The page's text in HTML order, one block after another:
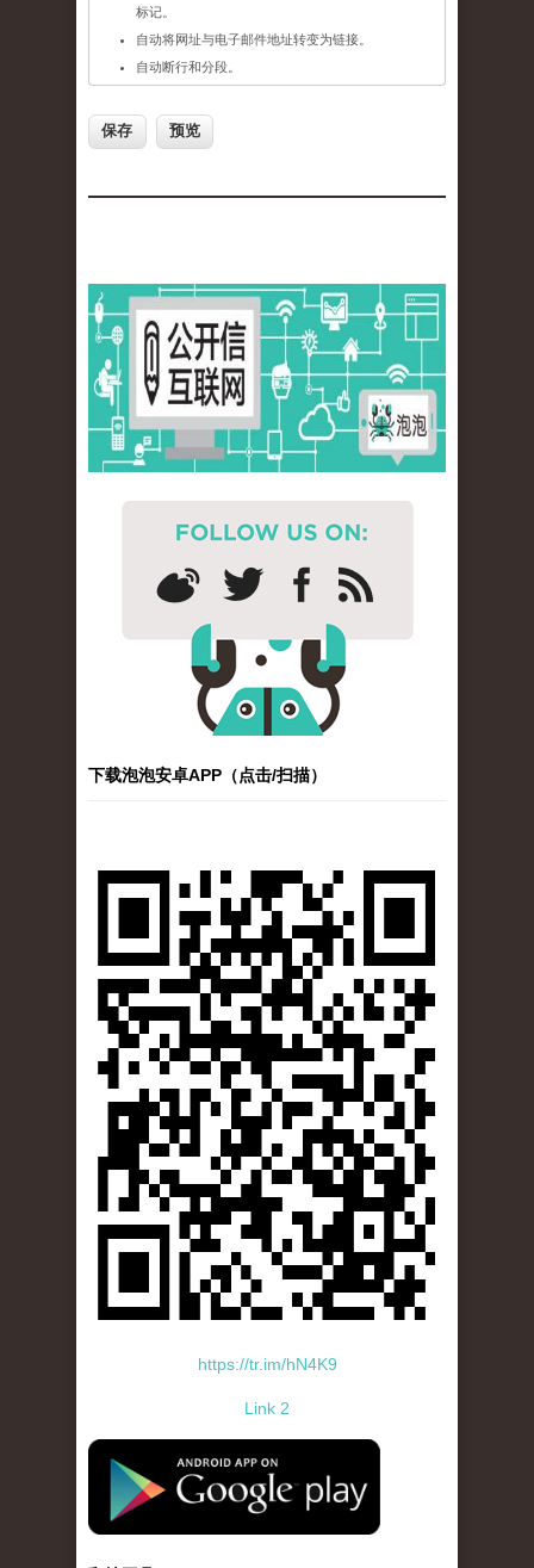
标记。
自动将网址与电子邮件地址转变为链接。
自动断行和分段。
下载泡泡安卓APP（点击/扫描）
https://tr.im/hN4K9
Link 2
standard-icon-googleplay-app-store.png